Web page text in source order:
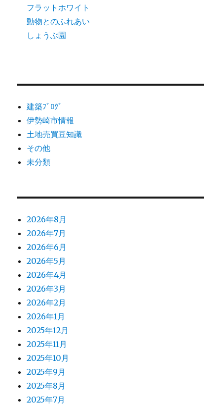
フラットホワイト
動物とのふれあい
しょうぶ園
建築ﾌﾞﾛｸﾞ
伊勢崎市情報
土地売買豆知識
その他
未分類
2026年8月
2026年7月
2026年6月
2026年5月
2026年4月
2026年3月
2026年2月
2026年1月
2025年12月
2025年11月
2025年10月
2025年9月
2025年8月
2025年7月